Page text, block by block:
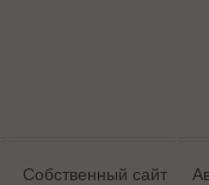
Собственный сайт